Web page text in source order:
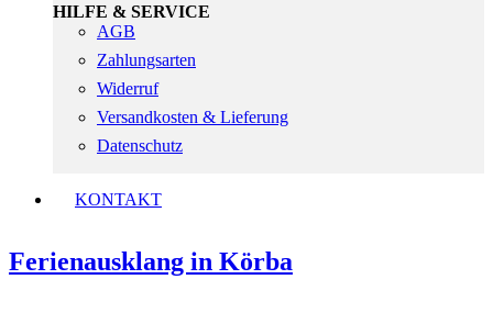
HILFE & SERVICE
AGB
Zahlungsarten
Widerruf
Versandkosten & Lieferung
Datenschutz
KONTAKT
Ferienausklang in Körba